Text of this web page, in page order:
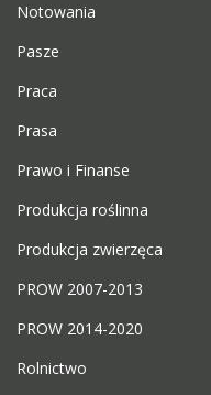
Notowania
Pasze
Praca
Prasa
Prawo i Finanse
Produkcja roślinna
Produkcja zwierzęca
PROW 2007-2013
PROW 2014-2020
Rolnictwo